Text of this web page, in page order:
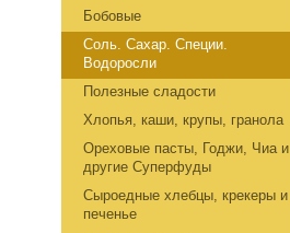
Бобовые
Соль. Сахар. Специи.
Водоросли
Полезные сладости
Хлопья, каши, крупы, гранола
Ореховые пасты, Годжи, Чиа и
другие Суперфуды
Сыроедные хлебцы, крекеры и
печенье